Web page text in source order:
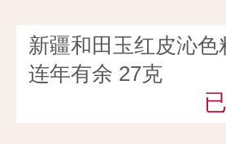
新疆和田玉红皮沁色
连年有余 27克